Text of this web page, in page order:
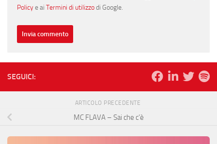
Policye ai Termini di utilizzodi Google.
SEGUICI:
ARTICOLO PRECEDENTE
MC FLAVA – Sai che c’è